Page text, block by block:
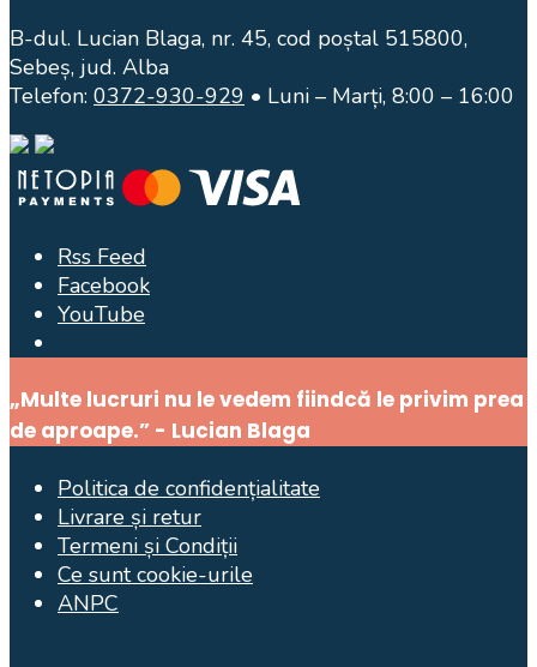
B-dul. Lucian Blaga, nr. 45, cod poștal 515800,
Sebeș, jud. Alba
Telefon: 0372-930-929 • Luni – Marți, 8:00 – 16:00
Rss Feed
Facebook
YouTube
Window
„Multe lucruri nu le vedem fiindcă le privim prea
de aproape.” - Lucian Blaga
Politica de confidențialitate
Livrare și retur
Termeni și Condiții
Ce sunt cookie-urile
ANPC